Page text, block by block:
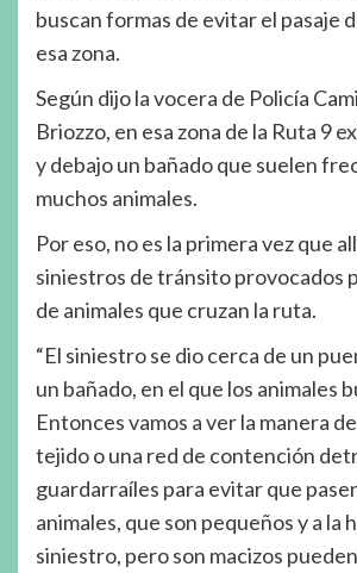
buscan formas de evitar el pasaje
esa zona.
Según dijo la vocera de Policía
Briozzo, en esa zona de la Ruta 9
y debajo un bañado que suelen
muchos animales.
Por eso, no es la primera vez que
siniestros de tránsito provocados
de animales que cruzan la ruta.
“El siniestro se dio cerca de un
un bañado, en el que los animales
Entonces vamos a ver la manera
tejido o una red de contención
guardarraíles para evitar que
animales, que son pequeños y a la
siniestro, pero son macizos